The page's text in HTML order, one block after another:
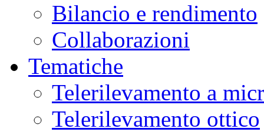
Bilancio e rendimento
Collaborazioni
Tematiche
Telerilevamento a
Telerilevamento ottico